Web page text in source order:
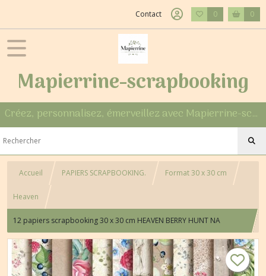
Contact 0 0
Mapierrine-scrapbooking
Créez, personnalisez, émerveillez avec Mapierrine-scrapbooking
Accueil PAPIERS SCRAPBOOKING. Format 30 x 30 cm
Heaven
12 papiers scrapbooking 30 x 30 cm HEAVEN BERRY HUNT NA
JAGODY